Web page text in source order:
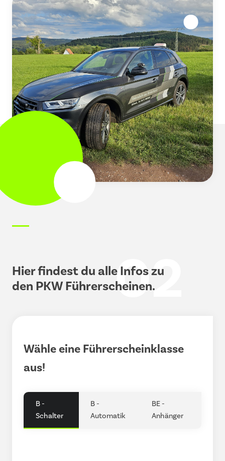
Hier findest du alle Infos zu
den PKW Führerscheinen.
02
Wähle eine Führerscheinklasse
aus!
B -
Schalter
B -
Automatik
BE -
Anhänger